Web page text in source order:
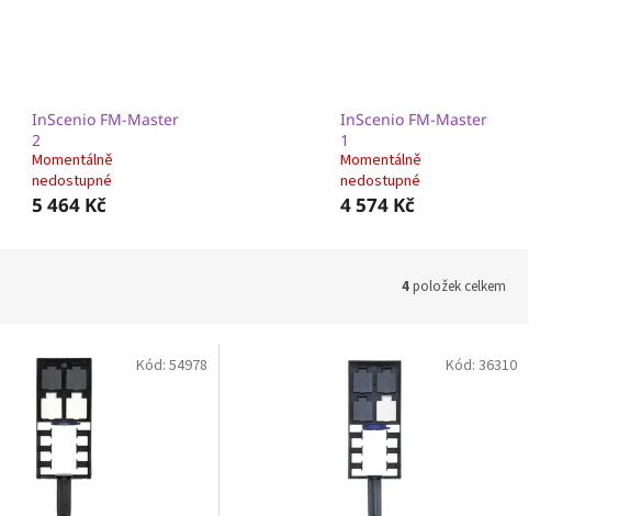
InScenio FM-Master
2
Momentálně
nedostupné
5 464 Kč
InScenio FM-Master
1
Momentálně
nedostupné
4 574 Kč
4položek celkem
Kód: 54978 Kód: 36310